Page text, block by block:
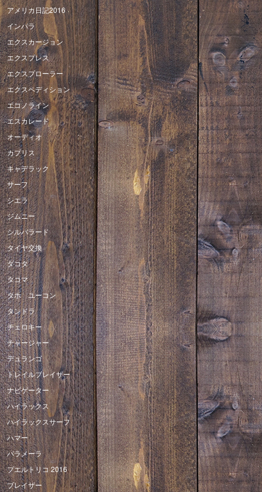
アメリカ日記2016
インパラ
エクスカージョン
エクスプレス
エクスプローラー
エクスペディション
エコノライン
エスカレード
オーディオ
カプリス
キャデラック
サーフ
シエラ
ジムニー
シルバラード
タイヤ交換
ダコタ
タコマ
タホ ユーコン
タンドラ
チェロキー
チャージャー
デュランゴ
トレイルブレイザー
ナビゲーター
ハイラックス
ハイラックスサーフ
ハマー
パラメーラ
プエルトリコ 2016
ブレイザー